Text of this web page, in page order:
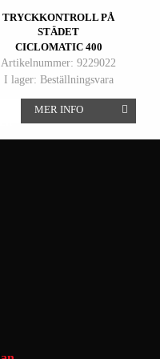
TRYCKKONTROLL PÅ
STÄDET
CICLOMATIC 400
Artikelnummer: 9229022
I lager: Beställningsvara
MER INFO